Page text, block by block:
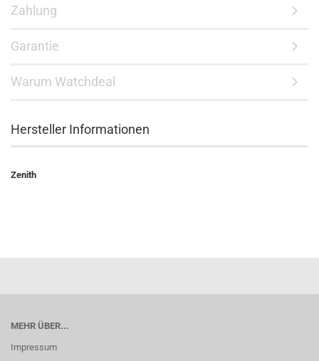
Zahlung
Garantie
Warum Watchdeal
Hersteller Informationen
Zenith
MEHR ÜBER...
Impressum